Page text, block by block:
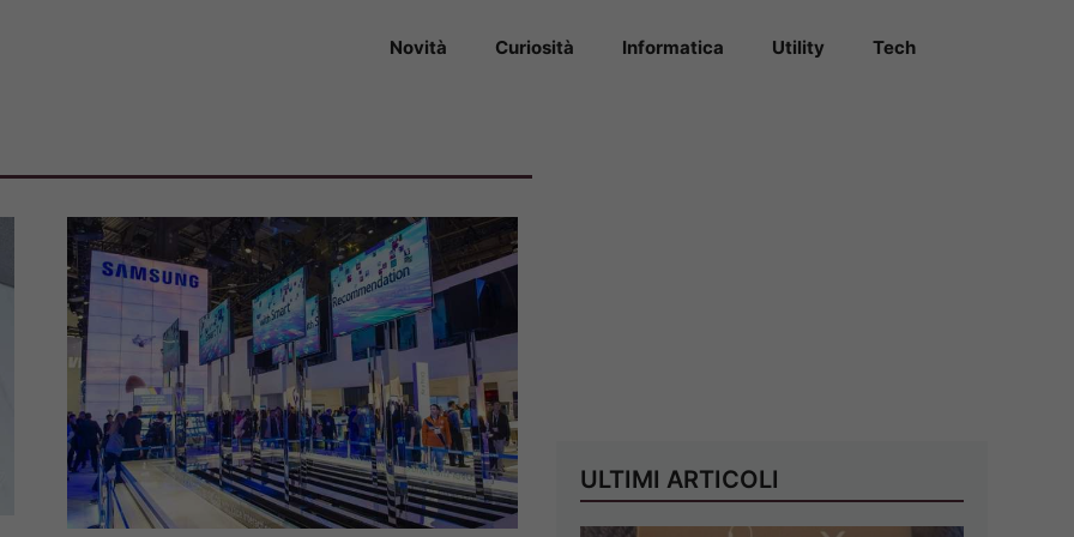
Novità Curiosità Informatica Utility Tech
ULTIMI ARTICOLI